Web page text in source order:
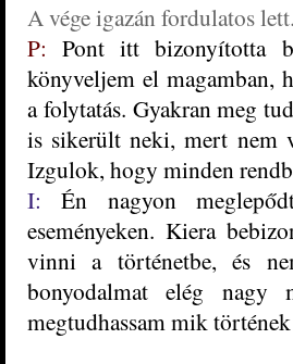
A vége igazán fordulatos
P: Pont itt bizonyította
könyveljem el magamban,
a folytatás. Gyakran meg
is sikerült neki, mert nem
Izgulok, hogy minden
I: Én nagyon
eseményeken. Kiera
vinni a történetbe, és
bonyodalmat elég nagy
megtudhassam mik